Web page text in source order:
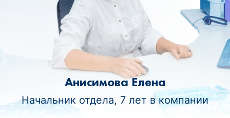
Анисимова Елена
Начальник отдела, 7 лет в компании